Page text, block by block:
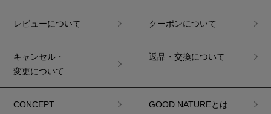
レビューについて クーポンについて
キャンセル・
変更について
返品・交換について
CONCEPT GOOD NATUREとは